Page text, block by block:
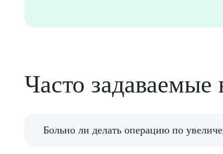
Часто задаваемые
Больно ли делать операцию по